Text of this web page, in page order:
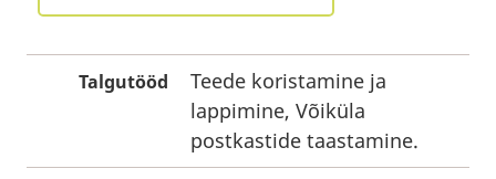
Talgutööd
Teede koristamine ja
lappimine, Võiküla
postkastide taastamine.